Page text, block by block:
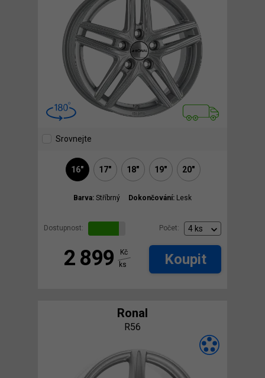
Srovnejte
16" 17" 18" 19" 20"
Barva: Stříbrný Dokončování: Lesk
Dostupnost: Počet:
2 899
Kč
ks
Koupit
Ronal
R56